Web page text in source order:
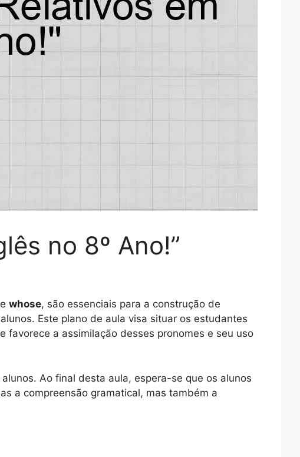
no 8º Ano!”
e whose, são essenciais para a construção de
Este plano de aula visa situar os estudantes
a assimilação desses pronomes e seu uso
Ao final desta aula, espera-se que os alunos
a compreensão gramatical, mas também a